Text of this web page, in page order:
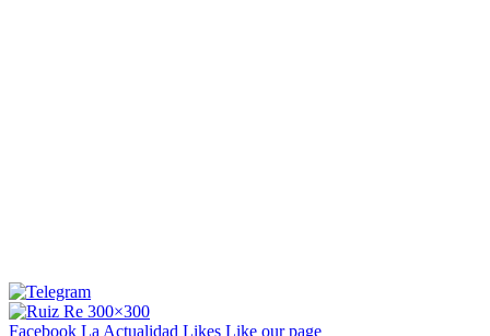
Facebook La Actualidad Likes Like our page